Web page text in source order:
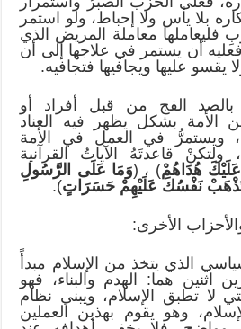
بلا يأس ولا إحباط، ولو استمر
فليعاملها معاملة المريض الذي
أن يستمر في علاجها إلى أن
يقسو عليها ويجافيها فتجافيه.
بالصد الفج من قبل أفراد أو
بشكل يظهر فيه العناد
ويستمرُّ في العمل في الأمة
قاعدتَهُ الآياتُ القرآنية
هُدَاهُمْ) ، (وَمَا عَلَى الرَّسُولِ
تَذْهَبْ نَفْسُكَ عَلَيْهِمْ حَسَرَاتٍ).
الأخرى:
الذي يتخذ من الإسلام مبدأً
اثنين هما: الهدم والبناء، فهو
لا تطبق الإسلام، ويبني نظام
وهو يقوم بهذين العملين